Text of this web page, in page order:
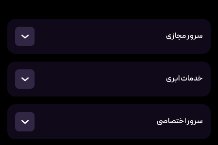
سرور مجازی
خدمات ابری
سرور اختصاصی